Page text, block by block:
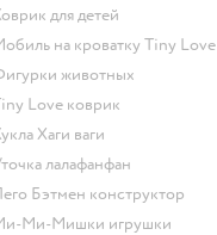
Коврик для детей
Мобиль на кроватку Tiny Love
Фигурки животных
Tiny Love коврик
Кукла Хаги ваги
Уточка лалафанфан
Лего Бэтмен конструктор
Ми-Ми-Мишки игрушки